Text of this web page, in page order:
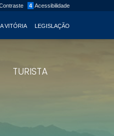
4 Acessibilidade
VITÓRIA LEGISLAÇÃO
TURISTA